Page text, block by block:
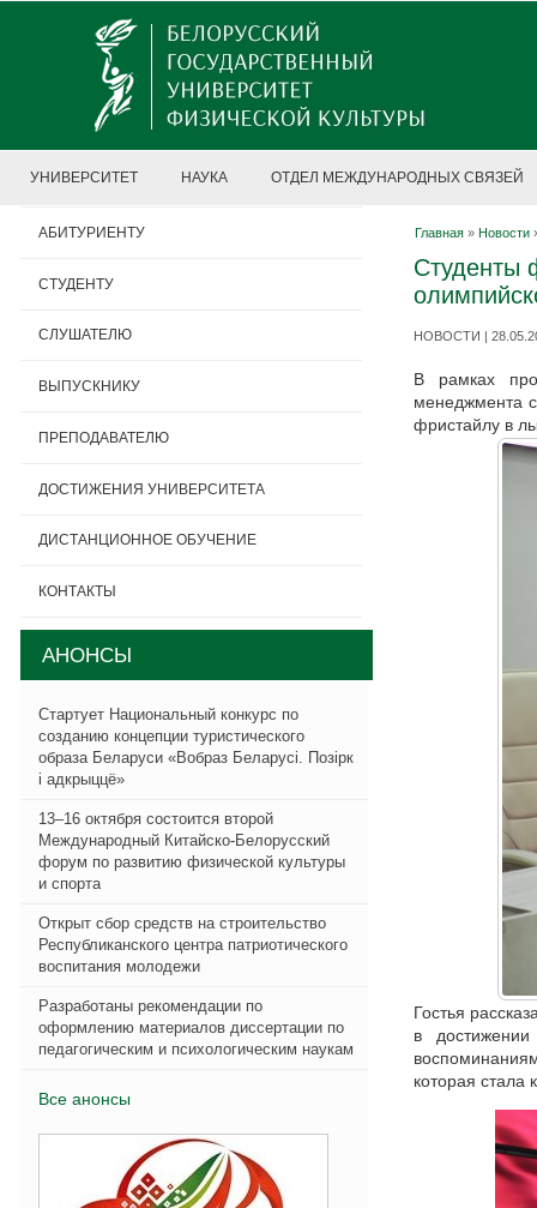
УНИВЕРСИТЕТ НАУКА ОТДЕЛ МЕЖДУНАРОДНЫХ СВЯЗЕЙ
Главная » Новости
Студенты
НОВОСТИ |
В рамках
менеджмента
фристайлу в
Гостья
в
которая стала
АБИТУРИЕНТУ
СТУДЕНТУ
СЛУШАТЕЛЮ
ВЫПУСКНИКУ
ПРЕПОДАВАТЕЛЮ
ДОСТИЖЕНИЯ УНИВЕРСИТЕТА
ДИСТАНЦИОННОЕ ОБУЧЕНИЕ
КОНТАКТЫ
АНОНСЫ
Стартует Национальный конкурс по
созданию концепции туристического
образа Беларуси «Вобраз Беларусi. Позiрк
i адкрыццё»
13–16 октября состоится второй
Международный Китайско-Белорусский
форум по развитию физической культуры
и спорта
Открыт сбор средств на строительство
Республиканского центра патриотического
воспитания молодежи
Разработаны рекомендации по
оформлению материалов диссертации по
педагогическим и психологическим наукам
Все анонсы